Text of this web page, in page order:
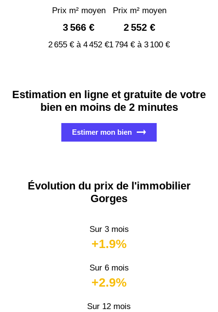
Prix m² moyen
3 566 €
2 655 € à 4 452 €
Prix m² moyen
2 552 €
1 794 € à 3 100 €
Estimation en ligne et gratuite de votre
bien en moins de 2 minutes
Estimer mon bien
Évolution du prix de l'immobilier
Gorges
Sur 3 mois
+1.9%
Sur 6 mois
+2.9%
Sur 12 mois